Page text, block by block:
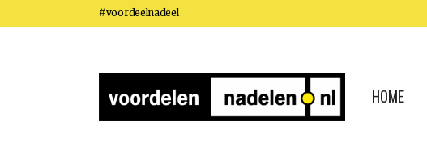
#voordeelnadeel
HOME